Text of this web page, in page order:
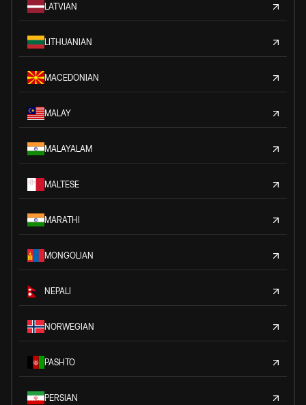
LATVIAN
LITHUANIAN
MACEDONIAN
MALAY
MALAYALAM
MALTESE
MARATHI
MONGOLIAN
NEPALI
NORWEGIAN
PASHTO
PERSIAN